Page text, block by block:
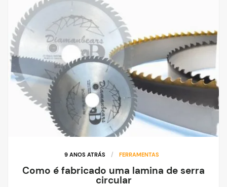
9 ANOS ATRÁS / FERRAMENTAS
Como é fabricado uma lamina de serra
circular